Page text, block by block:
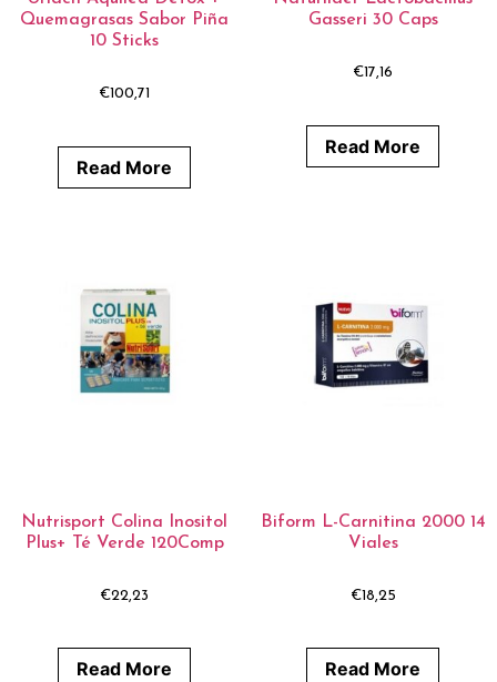
Quemagrasas Sabor Piña
10 Sticks
€100,71
Read More
Gasseri 30 Caps
€17,16
Read More
Nutrisport Colina Inositol
Plus+ Té Verde 120Comp
€22,23
Read More
Biform L-Carnitina 2000 14
Viales
€18,25
Read More